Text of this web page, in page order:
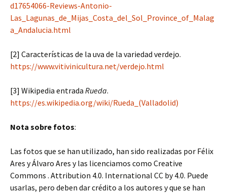
d17654066-Reviews-Antonio-
Las_Lagunas_de_Mijas_Costa_del_Sol_Province_of_Malag
a_Andalucia.html
[2] Características de la uva de la variedad verdejo.
https://www.vitivinicultura.net/verdejo.html
[3] Wikipedia entrada Rueda.
https://es.wikipedia.org/wiki/Rueda_(Valladolid)
Nota sobre fotos:
Las fotos que se han utilizado, han sido realizadas por Félix
Ares y Álvaro Ares y las licenciamos como Creative
Commons . Attribution 4.0. International CC by 4.0. Puede
usarlas, pero deben dar crédito a los autores y que se han